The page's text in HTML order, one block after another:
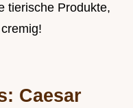
tierische Produkte,
Caesar